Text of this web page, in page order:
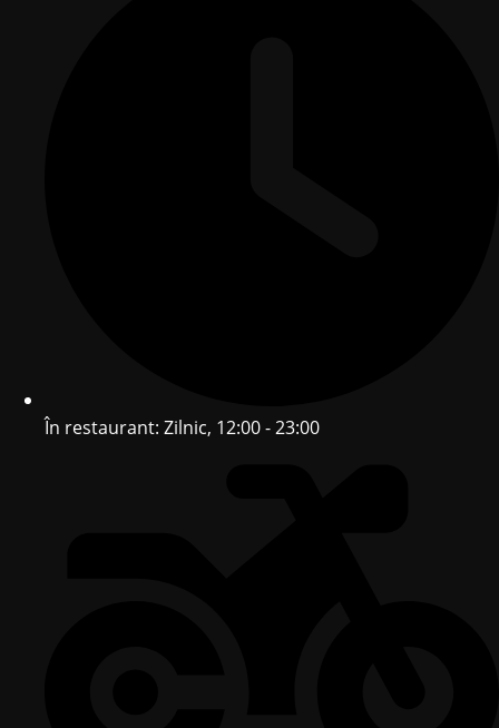
În restaurant: Zilnic, 12:00 - 23:00